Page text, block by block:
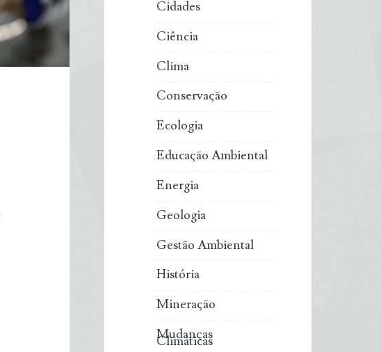
Cidades
Ciência
Clima
Conservação
Ecologia
Educação Ambiental
Energia
Geologia
Gestão Ambiental
História
Mineração
Mudanças
Climáticas